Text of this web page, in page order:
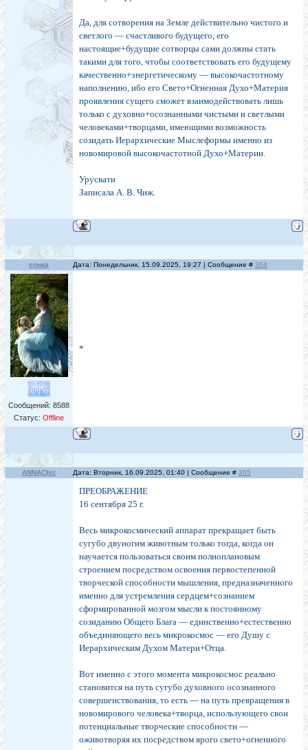
Да, для сотворения на Земле действительно чистого и
светлого — счастливого будущего, его
настоящие+будущие сотворцы сами должны стать
такими для того, чтобы соответствовать его будущему
качественно+энергетическому — высокочастотному
наполнению, ибо его Свето+Огненная Духо+Материя
проявления сущего сможет взаимодействовать лишь
только с духовно+осознанными чистыми и светлыми
человеками+творцами, имеющими возможность
созидать Иерархические Мыслеформы именно из
новомировой высокочастотной Духо+Материи.
Урусвати
Записала А. В. Чиж.
спика Дата: Понедельник, 15.09.2025, 19:27 | Сообщение # 364
Сообщений: 8588
Статус: Offline
*
ANNAChiz Дата: Вторник, 16.09.2025, 01:40 | Сообщение # 365
ПРЕОБРАЖЕНИЕ
16 сентября 25 г.
Весь микрокосмический аппарат прекращает быть
сугубо двуногим животным только тогда, когда он
научается пользоваться своим полноплановым
строением посредством освоения первостепенной
творческой способности мышления, предназначенного
именно для устремления сердцем+сознанием
сформированной мозгом мысли к постоянному
созиданию Общего Блага — единственно+естественно
объединяющего весь микрокосмос — его Душу с
Иерархическим Духом Матери+Отца.
Вот именно с этого момента микрокосмос реально
становится на путь сугубо духовного осознанного
совершенствования, то есть — на путь превращения в
новомирового человека+творца, использующего свои
потенциальные творческие способности —
оживотворяя их посредством ярого свето+огненного